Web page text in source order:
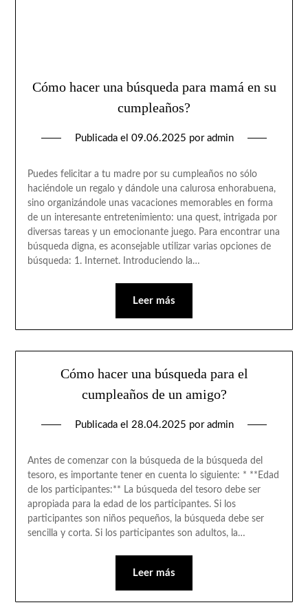
Cómo hacer una búsqueda para mamá en su
cumpleaños?
Publicada el 09.06.2025 por admin
Puedes felicitar a tu madre por su cumpleaños no sólo
haciéndole un regalo y dándole una calurosa enhorabuena,
sino organizándole unas vacaciones memorables en forma
de un interesante entretenimiento: una quest, intrigada por
diversas tareas y un emocionante juego. Para encontrar una
búsqueda digna, es aconsejable utilizar varias opciones de
búsqueda: 1. Internet. Introduciendo la…
Leer más
Cómo hacer una búsqueda para el
cumpleaños de un amigo?
Publicada el 28.04.2025 por admin
Antes de comenzar con la búsqueda de la búsqueda del
tesoro, es importante tener en cuenta lo siguiente: * **Edad
de los participantes:** La búsqueda del tesoro debe ser
apropiada para la edad de los participantes. Si los
participantes son niños pequeños, la búsqueda debe ser
sencilla y corta. Si los participantes son adultos, la…
Leer más